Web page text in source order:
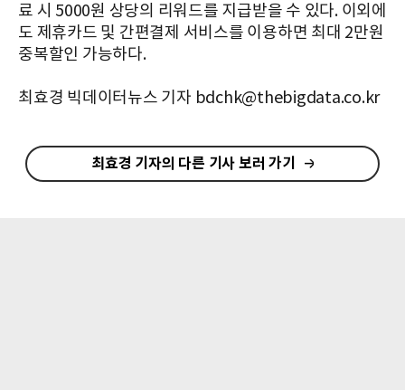
료 시 5000원 상당의 리워드를 지급받을 수 있다. 이외에
도 제휴카드 및 간편결제 서비스를 이용하면 최대 2만원
중복할인 가능하다.
최효경 빅데이터뉴스 기자 bdchk@thebigdata.co.kr
최효경 기자의 다른 기사 보러 가기